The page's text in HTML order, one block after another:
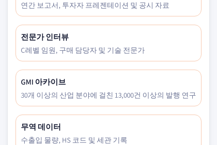
연간 보고서, 투자자 프레젠테이션 및 공시 자료
전문가 인터뷰
C레벨 임원, 구매 담당자 및 기술 전문가
GMI 아카이브
30개 이상의 산업 분야에 걸친 13,000건 이상의 발행 연구
무역 데이터
수출입 물량, HS 코드 및 세관 기록